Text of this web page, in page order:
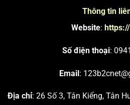
Thông tin
Website:
Số điện thoại:
Email:
Địa chỉ: 26 Số 3, Tân Kiểng, Tân